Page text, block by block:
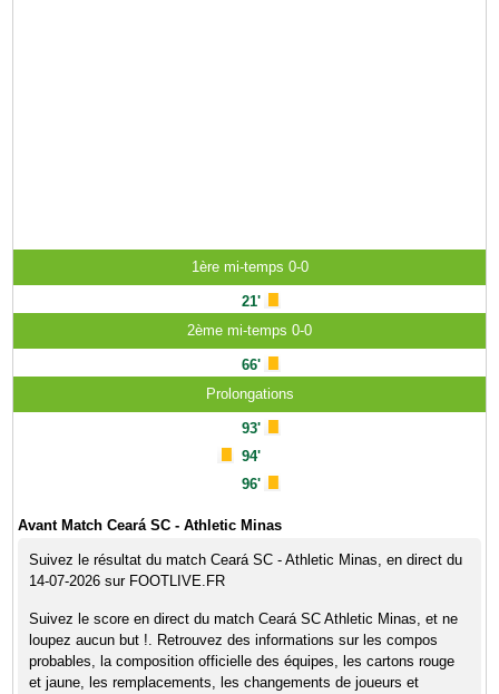
1ère mi-temps 0-0
21'
2ème mi-temps 0-0
66'
Prolongations
93'
94'
96'
Avant Match Ceará SC - Athletic Minas
Suivez le résultat du match Ceará SC - Athletic Minas, en direct du
14-07-2026 sur FOOTLIVE.FR
Suivez le score en direct du match Ceará SC Athletic Minas, et ne
loupez aucun but !. Retrouvez des informations sur les compos
probables, la composition officielle des équipes, les cartons rouge
et jaune, les remplacements, les changements de joueurs et